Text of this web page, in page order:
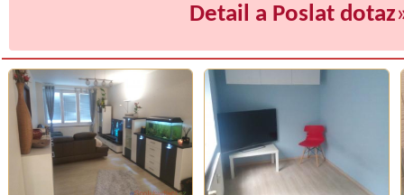
Detail a Poslat dotaz